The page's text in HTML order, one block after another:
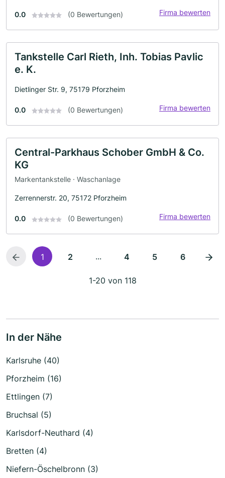
0.0 (0 Bewertungen) Firma bewerten
Tankstelle Carl Rieth, Inh. Tobias Pavlic
e. K.
Dietlinger Str. 9, 75179 Pforzheim
0.0 (0 Bewertungen) Firma bewerten
Central-Parkhaus Schober GmbH & Co.
KG
Markentankstelle · Waschanlage
Zerrennerstr. 20, 75172 Pforzheim
0.0 (0 Bewertungen) Firma bewerten
1 2 ... 4 5 6
1-20 von 118
In der Nähe
Karlsruhe (40)
Pforzheim (16)
Ettlingen (7)
Bruchsal (5)
Karlsdorf-Neuthard (4)
Bretten (4)
Niefern-Öschelbronn (3)